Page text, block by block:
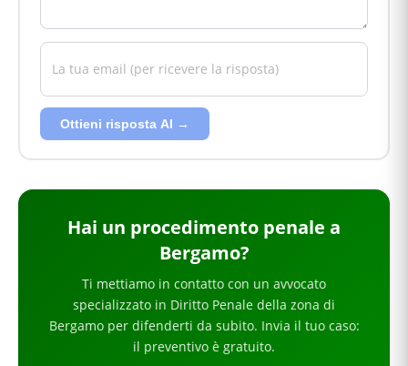
Ottieni risposta AI →
Hai un procedimento penale a
Bergamo?
Ti mettiamo in contatto con un avvocato
specializzato in Diritto Penale della zona di
Bergamoper difenderti da subito. Invia il tuo caso:
il preventivo è gratuito.